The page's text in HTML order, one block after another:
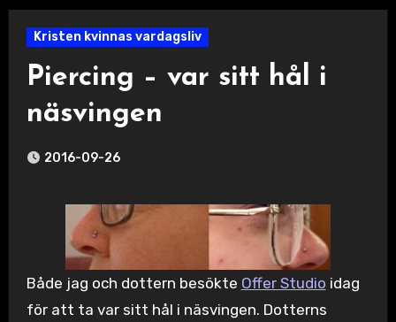
Kristen kvinnas vardagsliv
Piercing – var sitt hål i
näsvingen
2016-09-26
Både jag och dottern besökte Offer Studio idag
för att ta var sitt hål i näsvingen. Dotterns